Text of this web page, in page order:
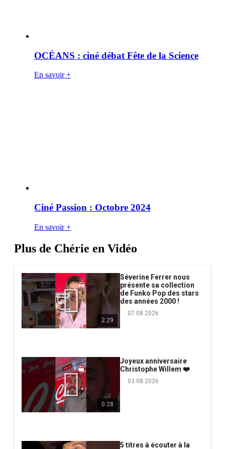
OCÉANS : ciné débat Fête de la Science
En savoir +
Ciné Passion : Octobre 2024
En savoir +
Plus de Chérie en Vidéo
2:29
Séverine Ferrer nous
présente sa collection
de Funko Pop des stars
des années 2000 !
07.08.2026
0:28
Joyeux anniversaire
Christophe Willem ❤️
03.08.2026
5 titres à écouter à la